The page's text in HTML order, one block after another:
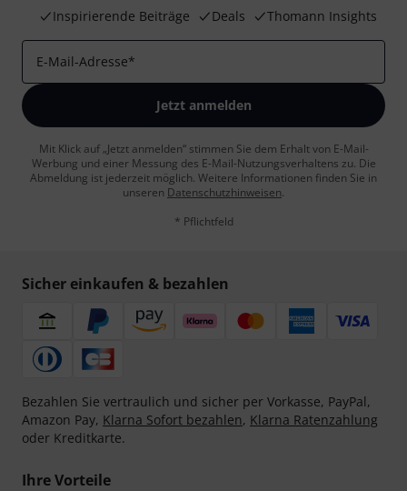
Inspirierende Beiträge
Deals Thomann Insights
E-Mail-Adresse*
Jetzt anmelden
Mit Klick auf „Jetzt anmelden“ stimmen Sie dem Erhalt von E-Mail-
Werbung und einer Messung des E-Mail-Nutzungsverhaltens zu. Die
Abmeldung ist jederzeit möglich. Weitere Informationen finden Sie in
unseren Datenschutzhinweisen.
* Pflichtfeld
Sicher einkaufen & bezahlen
Bezahlen Sie vertraulich und sicher per Vorkasse, PayPal,
Amazon Pay, Klarna Sofort bezahlen, Klarna Ratenzahlung
oder Kreditkarte.
Ihre Vorteile